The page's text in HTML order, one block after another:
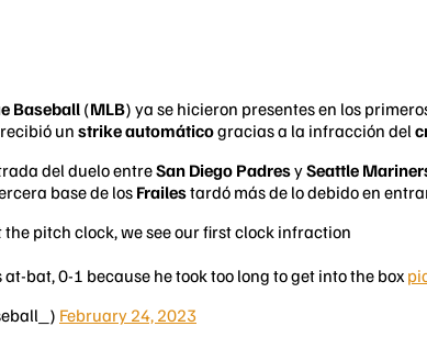
Baseball(MLB) ya se hicieron presentes en los
un strike automáticogracias a la infracción del
del duelo entreSan Diego PadresySeattle
base de los Frailestardó más de lo debido en
pitch clock, we see our first clock infraction
bat, 0-1 because he took too long to get into the box
February 24, 2023